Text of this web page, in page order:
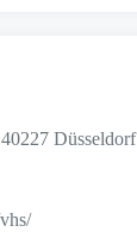
Düsseldorf